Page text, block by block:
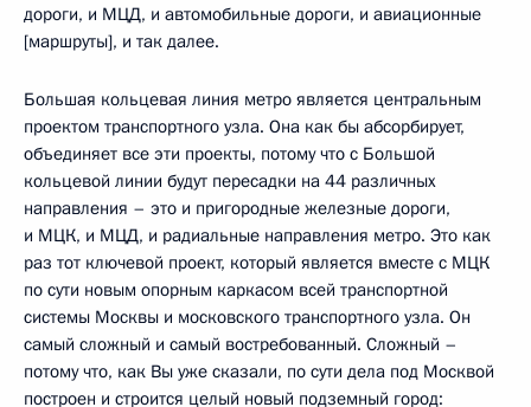
дороги, и МЦД, и автомобильные дороги, и авиационные
[маршруты], и так далее.
Большая кольцевая линия метро является центральным
проектом транспортного узла. Она как бы абсорбирует,
объединяет все эти проекты, потому что с Большой
кольцевой линии будут пересадки на 44 различных
направления – это и пригородные железные дороги,
и МЦК, и МЦД, и радиальные направления метро. Это как
раз тот ключевой проект, который является вместе с МЦК
по сути новым опорным каркасом всей транспортной
системы Москвы и московского транспортного узла. Он
самый сложный и самый востребованный. Сложный –
потому что, как Вы уже сказали, по сути дела под Москвой
построен и строится целый новый подземный город: